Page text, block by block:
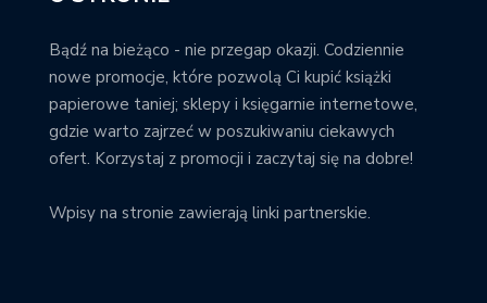
Bądź na bieżąco - nie przegap okazji. Codziennie
nowe promocje, które pozwolą Ci kupić książki
papierowe taniej; sklepy i księgarnie internetowe,
gdzie warto zajrzeć w poszukiwaniu ciekawych
ofert. Korzystaj z promocji i zaczytaj się na dobre!
Wpisy na stronie zawierają linki partnerskie.